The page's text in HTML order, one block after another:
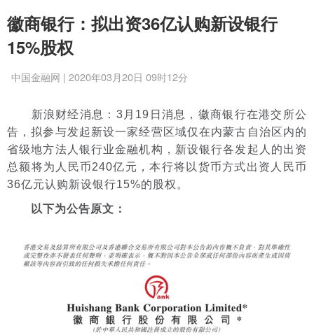
徽商银行：拟出资36亿认购新设银行
15%股权
中国金融网 | 2020年03月20日 09时12分
新浪财经消息：3月19日消息，徽商银行在港交所公
告，拟参与发起新设一家经营区域仅在内蒙古自治区内的
省级地方法人银行业金融机构，新设银行各发起人的出资
总额将为人民币240亿元，本行将以货币方式出资人民币
36亿元认购新设银行15%的股权。
以下为公告原文：